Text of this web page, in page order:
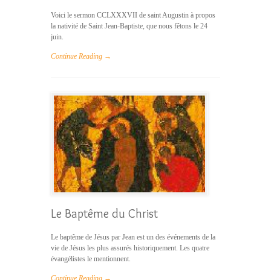
Voici le sermon CCLXXXVII de saint Augustin à propos
la nativité de Saint Jean-Baptiste, que nous fêtons le 24
juin.
Continue Reading →
Le Baptême du Christ
Le baptême de Jésus par Jean est un des événements de la
vie de Jésus les plus assurés historiquement. Les quatre
évangélistes le mentionnent.